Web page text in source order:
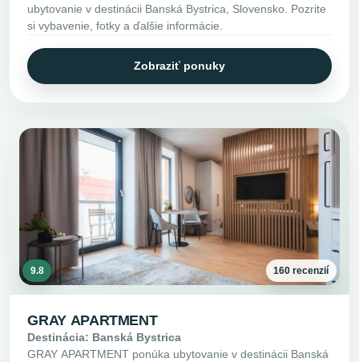
ubytovanie v destinácii Banská Bystrica, Slovensko. Pozrite
si vybavenie, fotky a ďalšie informácie.
Zobraziť ponuky
9.8 160 recenzií
GRAY APARTMENT
Destinácia: Banská Bystrica
GRAY APARTMENT ponúka ubytovanie v destinácii Banská